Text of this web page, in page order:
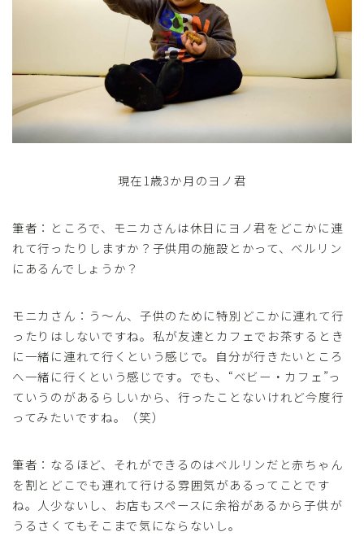
現在1歳3か月のヨノ君
筆者：ところで、モニカさんは休日にヨノ君をどこかに連
れて行ったりしますか？子供用の施設とかって、ベルリン
にあるんでしょうか？
モニカさん：う～ん、子供のために特別どこかに連れて行
ったりはしないですね。私が友達とカフェでお茶するとき
に一緒に連れて行くという感じで。自分が行きたいところ
へ一緒に行くという感じです。でも、“ベビー・カフェ”っ
ていうのがあるらしいから、行ったことないけれど今度行
ってみたいですね。（笑）
筆者：なるほど、それができるのはベルリンだと赤ちゃん
を割とどこでも連れて行ける雰囲気があるってことです
ね。人少ないし、お店もスペースに余裕があるから子供が
うるさくてもそこまで気にならないし。